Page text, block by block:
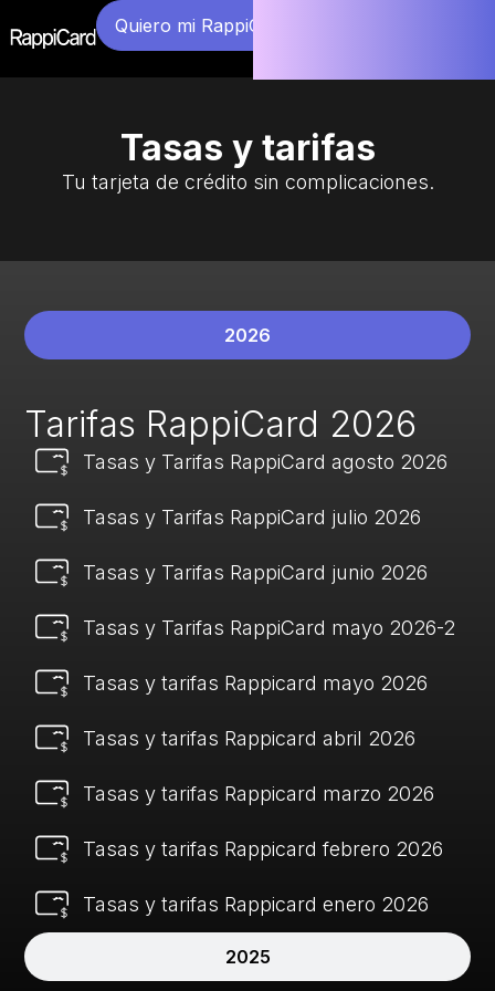
Quiero mi RappiCard
Tasas y tarifas
Tu tarjeta de crédito sin complicaciones.​
2026
2025
Tarifas RappiCard 2026
Tasas y Tarifas RappiCard agosto 2026
Tasas y Tarifas RappiCard julio 2026
Tasas y Tarifas RappiCard junio 2026
Tasas y Tarifas RappiCard mayo 2026-2
Tasas y tarifas Rappicard mayo 2026
Tasas y tarifas Rappicard abril 2026
Tasas y tarifas Rappicard marzo 2026
Tasas y tarifas Rappicard febrero 2026
Tasas y tarifas Rappicard enero 2026